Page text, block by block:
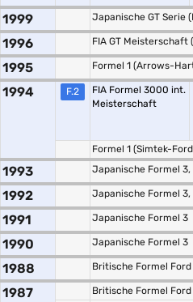
1999 Japanische GT Serie
1996 FIA GT Meisterschaft
1995 Formel 1 (Arrows-
1994 F.2
FIA Formel 3000 int.
Meisterschaft
Formel 1 (Simtek-
1993 Japanische Formel 3,
1992 Japanische Formel 3,
1991 Japanische Formel 3
1990 Japanische Formel 3
1988 Britische Formel Ford
1987
Britische Formel Ford